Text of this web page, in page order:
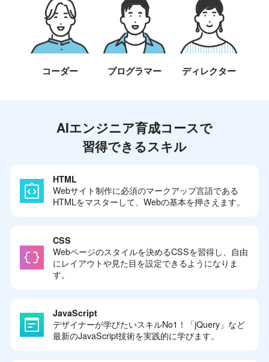
コーダー プログラマー ディレクター
AIエンジニア育成コースで
習得できるスキル
HTML
Webサイト制作に必須のマークアップ言語である
HTMLをマスターして、Webの基本を押さえます。
CSS
Webページのスタイルを決めるCSSを習得し、自由
にレイアウトや見た目を設定できるようになりま
す。
JavaScript
デザイナーが学びたいスキルNo1！「jQuery」など
最新のJavaScript技術を実践的に学びます。